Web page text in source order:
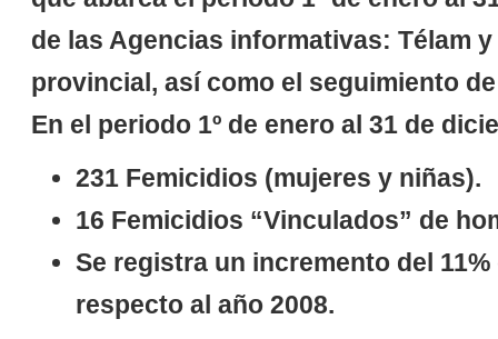
de las Agencias informativas: Télam
provincial, así como el seguimiento
En el periodo 1º de enero al 31 de
231 Femicidios (mujeres y niñas).
16 Femicidios “Vinculados” de
Se registra un incremento del
respecto al año 2008.